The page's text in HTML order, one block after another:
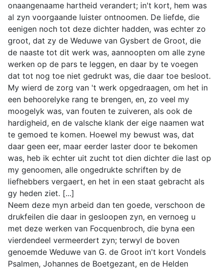
onaangenaame hartheid verandert; in't kort, hem was
al zyn voorgaande luister ontnoomen. De liefde, die
eenigen noch tot deze dichter hadden, was echter zo
groot, dat zy de Weduwe van Gysbert de Groot, die
de naaste tot dit werk was, aannoopten om alle zyne
werken op de pars te leggen, en daar by te voegen
dat tot nog toe niet gedrukt was, die daar toe besloot.
My wierd de zorg van 't werk opgedraagen, om het in
een behoorelyke rang te brengen, en, zo veel my
moogelyk was, van fouten te zuiveren, als ook de
hardigheid, en de valsche klank der eige naamen wat
te gemoed te komen. Hoewel my bewust was, dat
daar geen eer, maar eerder laster door te bekomen
was, heb ik echter uit zucht tot dien dichter die last op
my genoomen, alle ongedrukte schriften by de
liefhebbers vergaert, en het in een staat gebracht als
gy heden ziet. [...]
Neem deze myn arbeid dan ten goede, verschoon de
drukfeilen die daar in gesloopen zyn, en vernoeg u
met deze werken van Focquenbroch, die byna een
vierdendeel vermeerdert zyn; terwyl de boven
genoemde Weduwe van G. de Groot in't kort Vondels
Psalmen, Johannes de Boetgezant, en de Helden